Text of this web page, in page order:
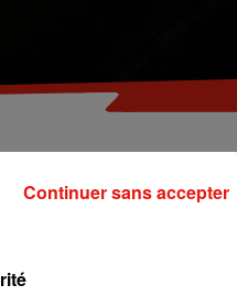
face
au
Musique
Continuer sans accepter